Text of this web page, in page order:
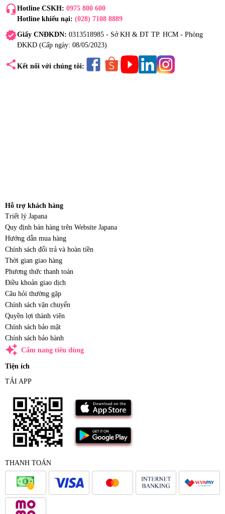
headset_mic Hotline CSKH: 0975 800 600
Hotline khiếu nại: (028) 7108 8889
verifiedGiấy CNĐKDN: 0313518985 - Sở KH & ĐT TP. HCM - Phòng
ĐKKD (Cấp ngày: 08/05/2023)
share Kết nối với chúng tôi:
Hỗ trợ khách hàng
Triết lý Japana
Quy định bán hàng trên Website Japana
Hướng dẫn mua hàng
Chính sách đổi trả và hoàn tiền
Thời gian giao hàng
Phương thức thanh toán
Điều khoản giao dịch
Câu hỏi thường gặp
Chính sách vận chuyển
Quyền lợi thành viên
Chính sách bảo mật
Chính sách bảo hành
auto_awesome Cẩm nang tiêu dùng
Tiện ích
TẢI APP
THANH TOÁN